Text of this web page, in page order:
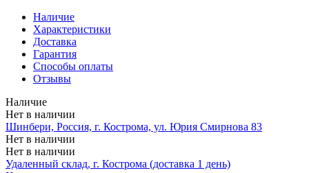
Наличие
Характеристики
Доставка
Гарантия
Способы оплаты
Отзывы
Наличие
Нет в наличии
Шинбери, Россия, г. Кострома, ул. Юрия Смирнова 83
Нет в наличии
Нет в наличии
Удаленный склад, г. Кострома (доставка 1 день)